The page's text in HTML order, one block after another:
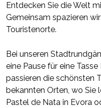
Entdecken Sie die Welt
Gemeinsam spazieren
Touristenorte.
Bei unseren
eine Pause für eine
passieren die schönsten
bekannten Orten, wo Sie
Pastel de Nata in Evora